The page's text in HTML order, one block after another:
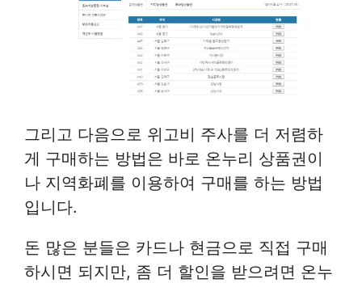
그리고 다음으로 위고비 주사를 더 저렴하
게 구매하는 방법은 바로 온누리 상품권이
나 지역화폐를 이용하여 구매를 하는 방법
입니다.
돈 많은 분들은 카드나 현금으로 직접 구매
하시면 되지만, 좀 더 할인을 받으려면 온누